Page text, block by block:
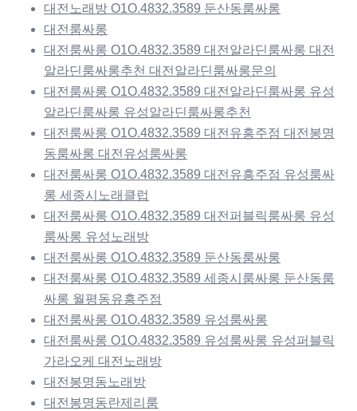
대전노래방 O1O.4832.3589 둔산동룸싸롱
대전룸싸롱
대전룸싸롱 O1O.4832.3589 대전알라딘룸싸롱 대전
알라딘룸싸롱추천 대전알라딘룸싸롱문의
대전룸싸롱 O1O.4832.3589 대전알라딘룸싸롱 유성
알라딘룸싸롱 유성알라딘룸싸롱추천
대전룸싸롱 O1O.4832.3589 대전유흥주점 대전봉명
동룸싸롱 대전유성룸싸롱
대전룸싸롱 O1O.4832.3589 대전유흥주점 유성룸싸
롱 세종시노래클럽
대전룸싸롱 O1O.4832.3589 대전퍼블릭룸싸롱 유성
룸싸롱 유성노래방
대전룸싸롱 O1O.4832.3589 둔산동룸싸롱
대전룸싸롱 O1O.4832.3589 세종시룸싸롱 둔산동룸
싸롱 월평동유흥주점
대전룸싸롱 O1O.4832.3589 유성룸싸롱
대전룸싸롱 O1O.4832.3589 유성룸싸롱 유성퍼블릭
가라오케 대전노래방
대전봉명동노래방
대전봉명동란제리룸